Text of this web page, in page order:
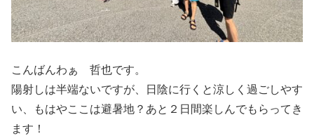
こんばんわぁ 哲也です。
陽射しは半端ないですが、日陰に行くと涼しく過ごしやす
い、もはやここは避暑地？あと２日間楽しんでもらってき
ます！